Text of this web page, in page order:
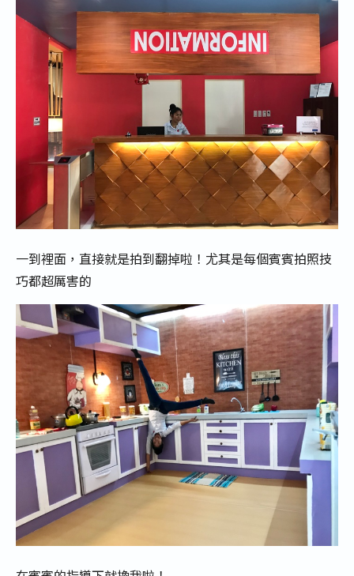
一到裡面，直接就是拍到翻掉啦！尤其是每個賓賓拍照技
巧都超厲害的